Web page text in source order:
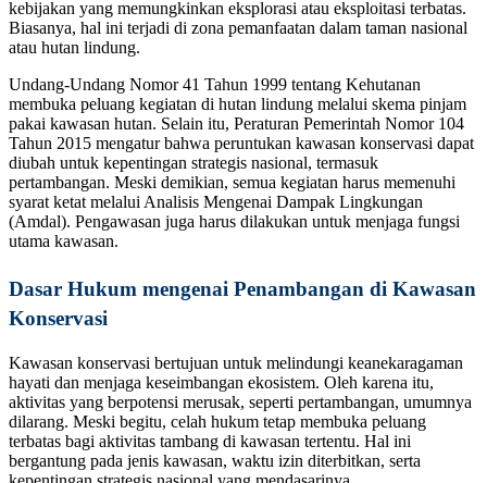
kebijakan yang memungkinkan eksplorasi atau eksploitasi terbatas.
Biasanya, hal ini terjadi di zona pemanfaatan dalam taman nasional
atau hutan lindung.
Undang-Undang Nomor 41 Tahun 1999 tentang Kehutanan
membuka peluang kegiatan di hutan lindung melalui skema pinjam
pakai kawasan hutan. Selain itu, Peraturan Pemerintah Nomor 104
Tahun 2015 mengatur bahwa peruntukan kawasan konservasi dapat
diubah untuk kepentingan strategis nasional, termasuk
pertambangan. Meski demikian, semua kegiatan harus memenuhi
syarat ketat melalui Analisis Mengenai Dampak Lingkungan
(Amdal). Pengawasan juga harus dilakukan untuk menjaga fungsi
utama kawasan.
Dasar Hukum mengenai Penambangan di Kawasan
Konservasi
Kawasan konservasi bertujuan untuk melindungi keanekaragaman
hayati dan menjaga keseimbangan ekosistem. Oleh karena itu,
aktivitas yang berpotensi merusak, seperti pertambangan, umumnya
dilarang. Meski begitu, celah hukum tetap membuka peluang
terbatas bagi aktivitas tambang di kawasan tertentu. Hal ini
bergantung pada jenis kawasan, waktu izin diterbitkan, serta